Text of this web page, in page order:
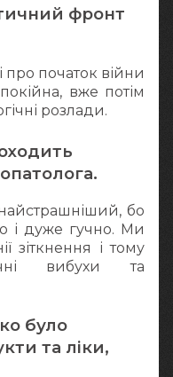
фронт
початок війни
вже потім
розлади.
бо
і дуже гучно. Ми
зіткнення і тому
вибухи та
було
та ліки,